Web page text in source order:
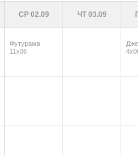
СР 02.09 ЧТ 03.09
Футурама
11х06